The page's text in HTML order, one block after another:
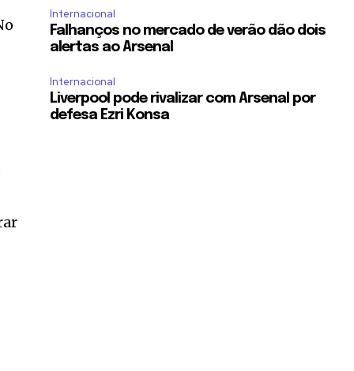
Internacional
Falhanços no mercado de verão dão dois
alertas ao Arsenal
Internacional
Liverpool pode rivalizar com Arsenal por
defesa Ezri Konsa